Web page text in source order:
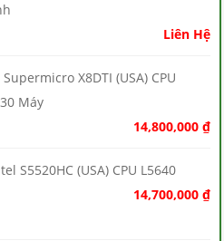
Liên Hệ
X8DTI (USA) CPU
Máy
14,800,000 ₫
S5520HC (USA) CPU L5640
14,700,000 ₫